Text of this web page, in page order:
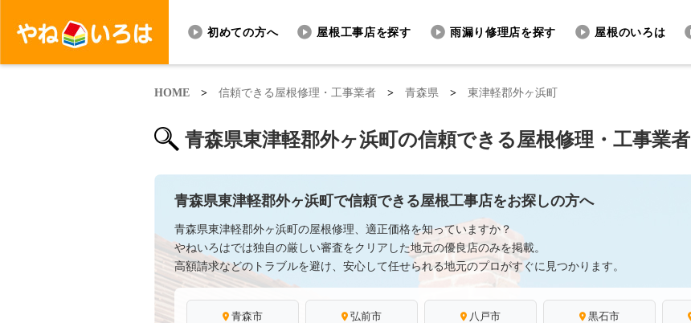
初めての方へ 屋根工事店を探す 雨漏り修理店を探す 屋根のいろは
HOME > 信頼できる屋根修理・工事業者 > 青森県 > 東津軽郡外ヶ浜町
青森県東津軽郡外ヶ浜町の信頼できる屋根修理・工事業者
青森県東津軽郡外ヶ浜町で信頼できる屋根工事店をお探しの方へ
青森県東津軽郡外ヶ浜町の屋根修理、適正価格を知っていますか？
やねいろはでは独自の厳しい審査をクリアした地元の優良店のみを掲載。
高額請求などのトラブルを避け、安心して任せられる地元のプロがすぐに見つかります。
青森市 弘前市 八戸市 黒石市